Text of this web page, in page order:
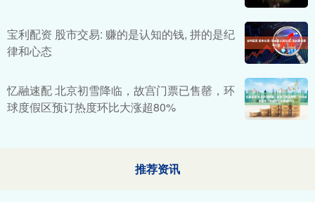
宝利配资 股市交易: 赚的是认知的钱, 拼的是纪
律和心态
忆融速配 北京初雪降临，故宫门票已售罄，环
球度假区预订热度环比大涨超80%
推荐资讯